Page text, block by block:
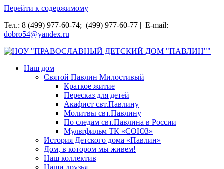
Перейти к содержимому
Тел.: 8 (499) 977-60-74; (499) 977-60-77 | E-mail:
dobro54@yandex.ru
НОУ "ПРАВОСЛАВНЫЙ ДЕТСКИЙ ДОМ "ПАВЛИН""
Наш дом
Святой Павлин Милостивый
Краткое житие
Пересказ для детей
Акафист свт.Павлину
Молитвы свт.Павлину
По следам свт.Павлина в России
Мультфильм ТК «СОЮЗ»
История Детского дома «Павлин»
Дом, в котором мы живем!
Наш коллектив
Наши друзья